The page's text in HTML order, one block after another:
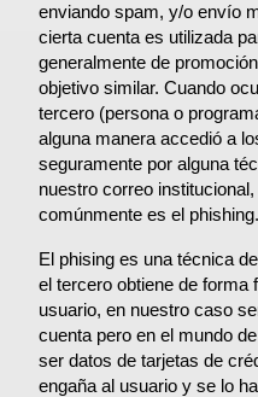
enviando spam, y/o envío
cierta cuenta es utilizada
generalmente de
objetivo similar. Cuando
tercero (persona o
alguna manera accedió a
seguramente por alguna
nuestro correo
comúnmente es el phishing.
El phising es una técnica
el tercero obtiene de forma
usuario, en nuestro caso
cuenta pero en el mundo
ser datos de tarjetas de
engaña al usuario y se lo